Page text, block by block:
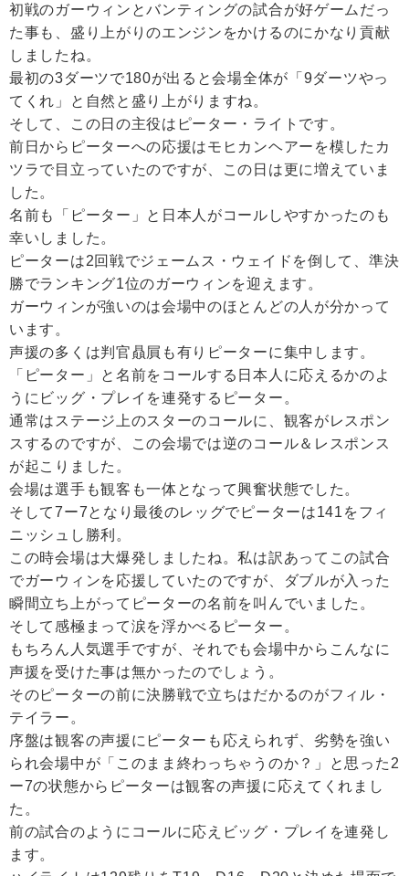
初戦のガーウィンとバンティングの試合が好ゲームだっ
た事も、盛り上がりのエンジンをかけるのにかなり貢献
しましたね。
最初の3ダーツで180が出ると会場全体が「9ダーツやっ
てくれ」と自然と盛り上がりますね。
そして、この日の主役はピーター・ライトです。
前日からピーターへの応援はモヒカンヘアーを模したカ
ツラで目立っていたのですが、この日は更に増えていま
した。
名前も「ピーター」と日本人がコールしやすかったのも
幸いしました。
ピーターは2回戦でジェームス・ウェイドを倒して、準決
勝でランキング1位のガーウィンを迎えます。
ガーウィンが強いのは会場中のほとんどの人が分かって
います。
声援の多くは判官贔屓も有りピーターに集中します。
「ピーター」と名前をコールする日本人に応えるかのよ
うにビッグ・プレイを連発するピーター。
通常はステージ上のスターのコールに、観客がレスポン
スするのですが、この会場では逆のコール＆レスポンス
が起こりました。
会場は選手も観客も一体となって興奮状態でした。
そして7ー7となり最後のレッグでピーターは141をフィ
ニッシュし勝利。
この時会場は大爆発しましたね。私は訳あってこの試合
でガーウィンを応援していたのですが、ダブルが入った
瞬間立ち上がってピーターの名前を叫んでいました。
そして感極まって涙を浮かべるピーター。
もちろん人気選手ですが、それでも会場中からこんなに
声援を受けた事は無かったのでしょう。
そのピーターの前に決勝戦で立ちはだかるのがフィル・
テイラー。
序盤は観客の声援にピーターも応えられず、劣勢を強い
られ会場中が「このまま終わっちゃうのか？」と思った2
ー7の状態からピーターは観客の声援に応えてくれまし
た。
前の試合のようにコールに応えビッグ・プレイを連発し
ます。